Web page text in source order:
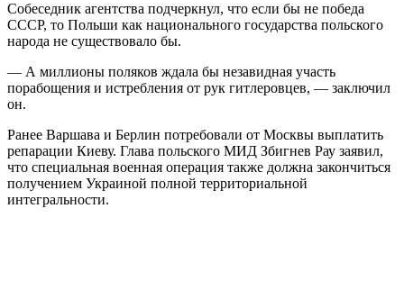
Собеседник агентства подчеркнул, что если бы не победа
СССР, то Польши как национального государства польского
народа не существовало бы.
— А миллионы поляков ждала бы незавидная участь
порабощения и истребления от рук гитлеровцев, — заключил
он.
Ранее Варшава и Берлин потребовали от Москвы выплатить
репарации Киеву. Глава польского МИД Збигнев Рау заявил,
что специальная военная операция также должна закончиться
получением Украиной полной территориальной
интегральности.